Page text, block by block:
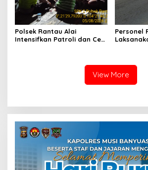
Polsek Rantau Alai
Intensifkan Patroli dan Cek
Personel
View More